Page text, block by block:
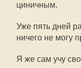
циничным.
Уже пять дней
ничего не могу
Я же сам учу